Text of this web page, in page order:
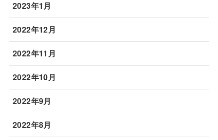
2023年1月
2022年12月
2022年11月
2022年10月
2022年9月
2022年8月